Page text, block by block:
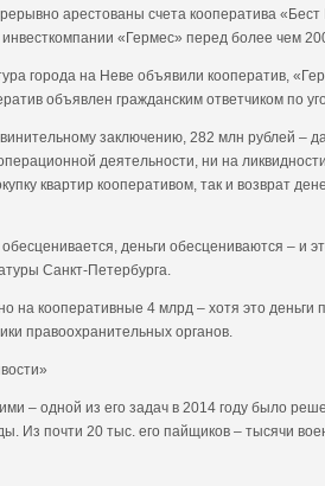
арестованы счета кооператива
«Гермес» перед более чем
города на Неве объявили кооператив,
объявлен гражданским ответчиком по
заключению, 282 млн рублей –
деятельности, ни на
квартир кооперативом, так и возврат
деньги обесцениваются – и
Санкт-Петербурга.
на кооперативные 4 млрд – хотя это деньги
правоохранительных органов.
– одной из его задач в 2014 году было
Из почти 20 тыс. его пайщиков – тысячи